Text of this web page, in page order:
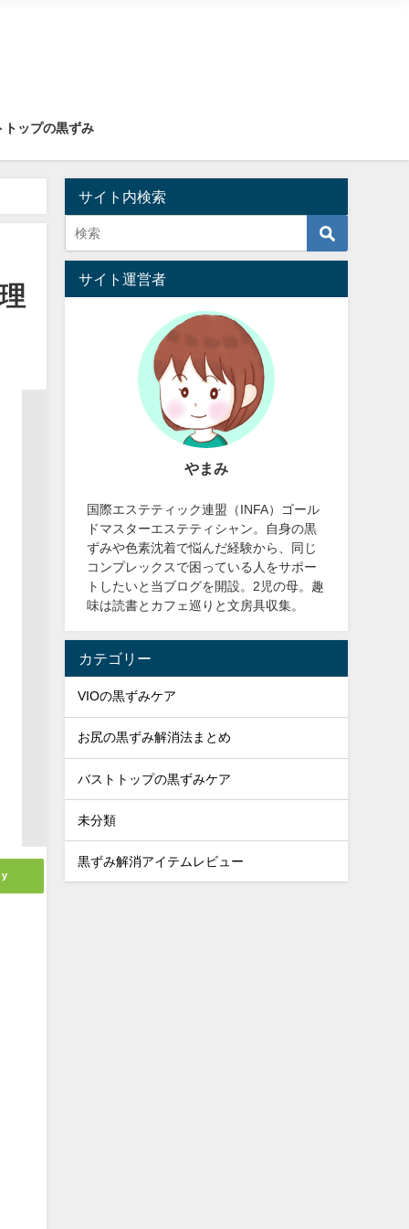
トップの黒ずみ
サイト内検索
サイト運営者
やまみ
国際エステティック連盟（INFA）ゴール
ドマスターエステティシャン。自身の黒
ずみや色素沈着で悩んだ経験から、同じ
コンプレックスで困っている人をサポー
トしたいと当ブログを開設。2児の母。趣
味は読書とカフェ巡りと文房具収集。
カテゴリー
VIOの黒ずみケア
お尻の黒ずみ解消法まとめ
バストトップの黒ずみケア
未分類
黒ずみ解消アイテムレビュー